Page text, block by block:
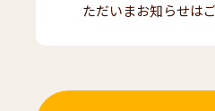
ただいまお知らせは